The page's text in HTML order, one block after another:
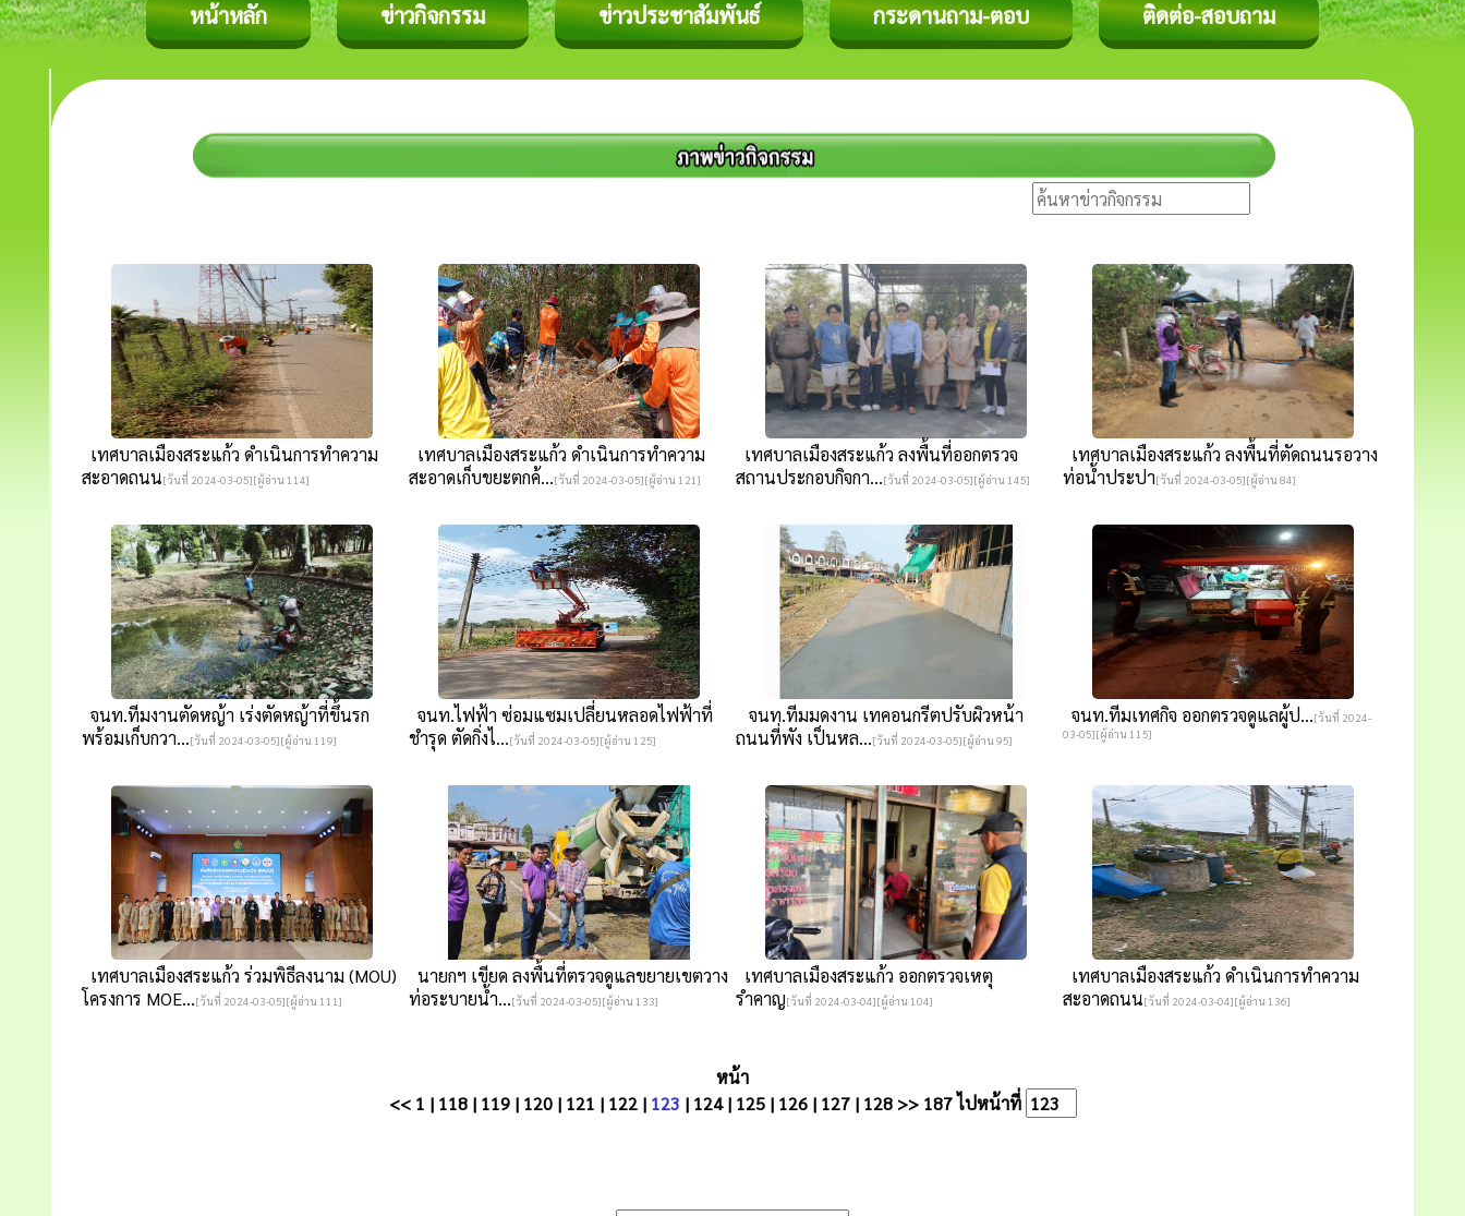
หน้าหลัก ข่าวกิจกรรม ข่าวประชาสัมพันธ์ กระดานถาม-ตอบ ติดต่อ-สอบถาม
เทศบาลเมืองสระแก้ว ดำเนินการทำความ
สะอาดถนน[วันที่ 2024-03-05][ผู้อ่าน 114]
เทศบาลเมืองสระแก้ว ดำเนินการทำความ
สะอาดเก็บขยะตกค้...[วันที่ 2024-03-05][ผู้อ่าน 121]
เทศบาลเมืองสระแก้ว ลงพื้นที่ออกตรวจ
สถานประกอบกิจกา...[วันที่ 2024-03-05][ผู้อ่าน 145]
เทศบาลเมืองสระแก้ว ลงพื้นที่ตัดถนนรอวาง
ท่อน้ำประปา[วันที่ 2024-03-05][ผู้อ่าน 84]
จนท.ทีมงานตัดหญ้า เร่งตัดหญ้าที่ขึ้นรก
พร้อมเก็บกวา...[วันที่ 2024-03-05][ผู้อ่าน 119]
จนท.ไฟฟ้า ซ่อมแซมเปลี่ยนหลอดไฟฟ้าที่
ชำรุด ตัดกิ่งไ...[วันที่ 2024-03-05][ผู้อ่าน 125]
จนท.ทีมมดงาน เทคอนกรีตปรับผิวหน้า
ถนนที่พัง เป็นหล...[วันที่ 2024-03-05][ผู้อ่าน 95]
จนท.ทีม​เทศกิจ​ ออกตรวจ​ดูแลผู้ป...[วันที่ 2024-
03-05][ผู้อ่าน 115]
เทศบาลเมืองสระแก้ว ร่วมพิธีลงนาม (MOU)
โครงการ MOE...[วันที่ 2024-03-05][ผู้อ่าน 111]
นายกฯ เขียด ลงพื้นที่ตรวจดูแลขยายเขตวาง
ท่อระบายน้ำ...[วันที่ 2024-03-05][ผู้อ่าน 133]
เทศบาลเมืองสระแก้ว ออกตรวจเหตุ
รำคาญ[วันที่ 2024-03-04][ผู้อ่าน 104]
เทศบาลเมืองสระแก้ว ดำเนินการทำความ
สะอาดถนน[วันที่ 2024-03-04][ผู้อ่าน 136]
หน้า
<< 1 | 118| 119| 120| 121 | 122| 123 | 124| 125| 126| 127| 128 >> 187ไปหน้าที่